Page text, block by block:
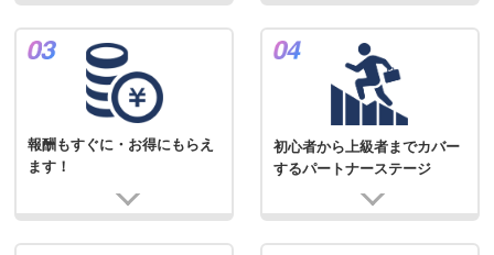
報酬もすぐに・お得にもらえ
ます！
初心者から上級者までカバー
するパートナーステージ